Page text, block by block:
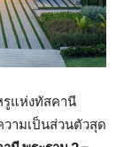
รูแห่งทัสคานี
วามเป็นส่วนตัวสุด